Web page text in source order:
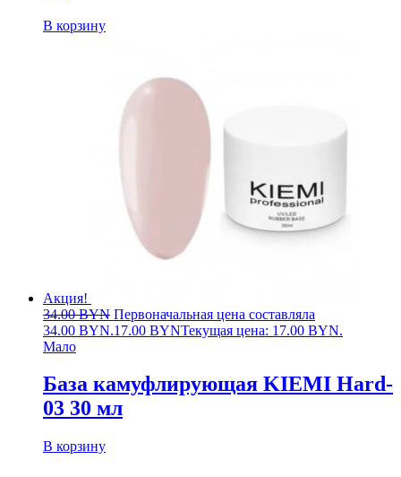
В корзину
Акция!
34.00BYN Первоначальная цена составляла
34.00 BYN.17.00 BYNТекущая цена: 17.00 BYN.
Мало
База камуфлирующая KIEMI Hard-
03 30 мл
В корзину